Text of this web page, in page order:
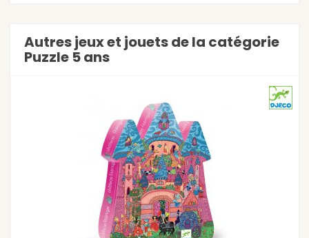
Autres jeux et jouets de la catégorie
Puzzle 5 ans